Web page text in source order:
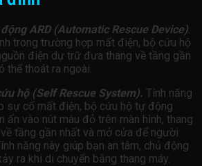
ARD (Automatic Rescue Device)
trong trường hợp mất điện, bộ cứu hộ
điện dự trữ đưa thang về tầng gần
thể thoát ra ngoài.
hộ (Self Rescue System). Tính năng
sự cố mất điện, bộ cứu hộ tự động
ấn vào nút màu đỏ trên màn hình, thang
tầng gần nhất và mở cửa để người
năng này giúp bạn an tâm, chủ động
ra khi di chuyển bằng thang máy.